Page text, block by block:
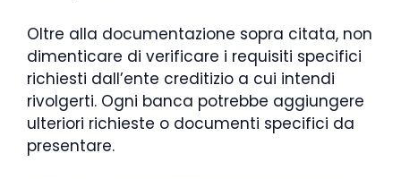
Oltre alla documentazione sopra citata, non
dimenticare di verificare i requisiti specifici
richiesti dall’ente creditizio a cui intendi
rivolgerti. Ogni banca potrebbe aggiungere
ulteriori richieste o documenti specifici da
presentare.